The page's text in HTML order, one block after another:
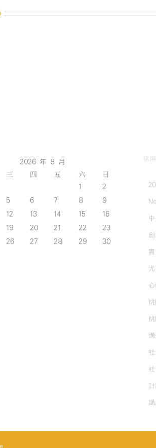
2026 年 8 月
三 四 五 六 日
1
2
5 6 7 8
9
12 13 14 15
16
19 20 21 22
23
26 27 28 29
30
常
實
溝
講